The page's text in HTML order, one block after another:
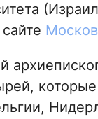
которые